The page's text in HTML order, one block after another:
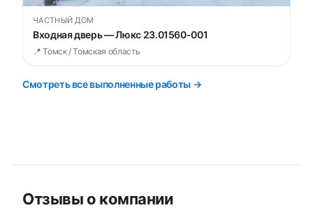
ЧАСТНЫЙ ДОМ
Входная дверь — Люкс 23.01560-001
📍 Томск / Томская область
Смотреть все выполненные работы →
Отзывы о компании